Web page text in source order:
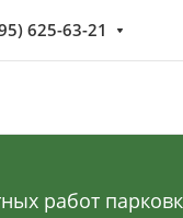
625-63-21
работ